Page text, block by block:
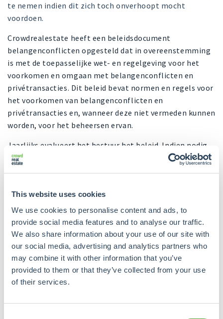
This website uses cookies
We use cookies to personalise content and ads, to
provide social media features and to analyse our traffic.
We also share information about your use of our site with
our social media, advertising and analytics partners who
may combine it with other information that you’ve
provided to them or that they’ve collected from your use
of their services.
te nemen indien dit zich toch onverhoopt mocht
voordoen.
Crowdrealestate heeft een beleidsdocument
belangenconflicten opgesteld dat in overeenstemming
is met de toepasselijke wet- en regelgeving voor het
voorkomen en omgaan met belangenconflicten en
privétransacties. Dit beleid bevat normen en regels voor
het voorkomen van belangenconflicten en
privétransacties en, wanneer deze niet vermeden kunnen
worden, voor het beheersen ervan.
Jaarlijks evalueert het bestuur het beleid. Indien nodig
worden veranderingen in het beleid en de procedures
Autoriteit Financiële Markten
Aanbieders van crowdfundingdiensten zijn sinds 10
november 2023 vergunningplichtig en dienen over een
ECSPR-vergunning te beschikken. ECSPR staat voor
European Crowdfunding Service Providers Regulation.
Kapitaalmarktunie. Hierbij wordt gestreefd naar